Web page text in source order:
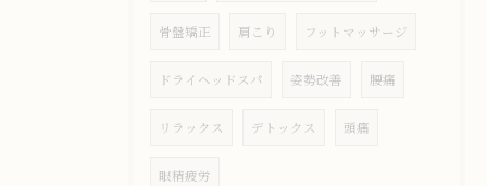
骨盤矯正 肩こり フットマッサージ
ドライヘッドスパ 姿勢改善 腰痛
リラックス デトックス 頭痛
眼精疲労